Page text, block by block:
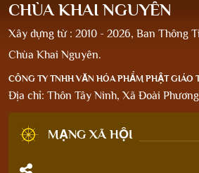
CHÙA KHAI NGUYÊN
Xây dựng từ : 2010 - 2026, Ban Thông
Chùa Khai Nguyên.
CÔNG TY TNHH VĂN HÓA PHẨM PHẬT GIÁO
Địa chỉ: Thôn Tây Ninh, Xã Đoài
MẠNG XÃ HỘI